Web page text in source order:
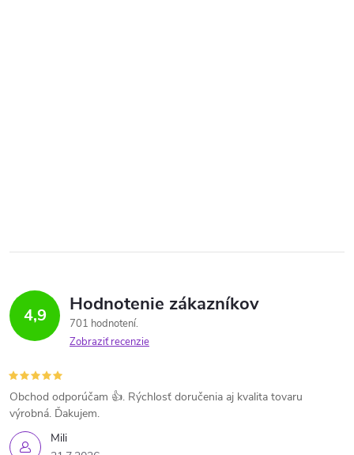
4,9 Hodnotenie zákazníkov
701 hodnotení
Zobraziť recenzie
Mili
Obchod odporúčam 👍. Rýchlosť doručenia aj kvalita tovaru
výrobná. Ďakujem.